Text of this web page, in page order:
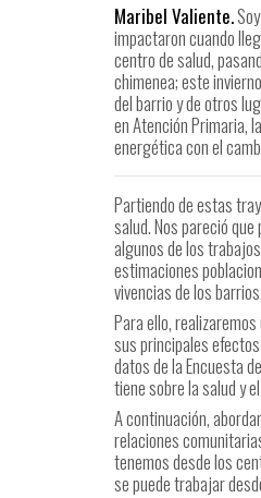
Maribel Valiente.
impactaron cuando
centro de salud,
chimenea; este
del barrio y de otros
en Atención Primaria,
energética con el
Partiendo de estas
salud. Nos pareció
algunos de los
estimaciones
vivencias de los barrios.
Para ello,
sus principales
datos de la Encuesta
tiene sobre la salud y
A continuación,
relaciones
tenemos desde los
se puede trabajar